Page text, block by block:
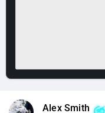
Alex Smith